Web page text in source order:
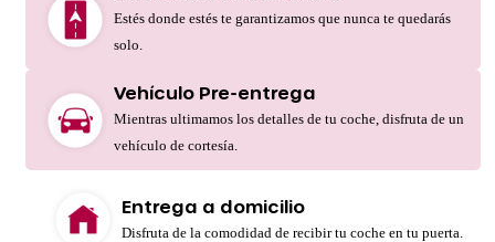
Estés donde estés te garantizamos que nunca te quedarás
solo.
Vehículo Pre-entrega
Mientras ultimamos los detalles de tu coche, disfruta de un
vehículo de cortesía.
Entrega a domicilio
Disfruta de la comodidad de recibir tu coche en tu puerta.